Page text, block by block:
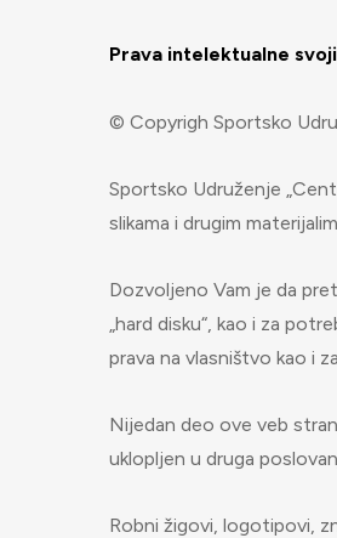
Prava intelektualne
© Copyrigh Sportsko
Sportsko Udruženje
slikama i drugim
Dozvoljeno Vam je da
„hard disku“, kao i za
prava na vlasništvo kao i
Nijedan deo ove veb
uklopljen u druga
Robni žigovi, logotipovi,